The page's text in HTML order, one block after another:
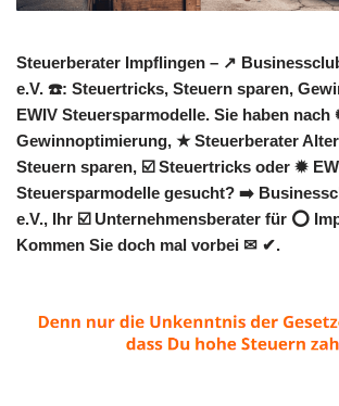
Steuerberater Impflingen – ↗️
e.V. ☎️: Steuertricks, Steuern sparen,
EWIV Steuersparmodelle. Sie haben nach
Gewinnoptimierung, ★ Steuerberater
Steuern sparen, ☑️ Steuertricks oder ✹
Steuersparmodelle gesucht? ➡️
e.V., Ihr ☑️ Unternehmensberater für ⭕
Kommen Sie doch mal vorbei ✉ ✔.